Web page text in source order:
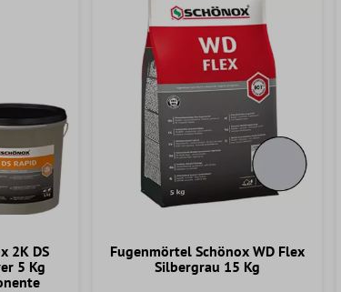
2K DS
5 Kg
Fugenmörtel Schönox WD Flex
Silbergrau 15 Kg